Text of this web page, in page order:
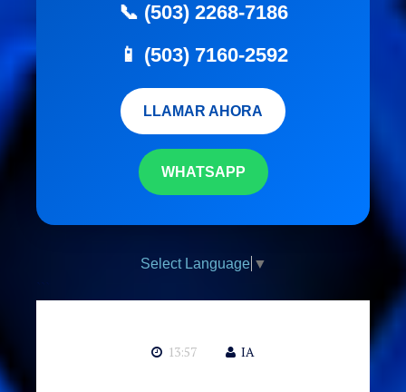
📞 (503) 2268-7186
📱 (503) 7160-2592
LLAMAR AHORA
WHATSAPP
Select Language ▼
13:57 IA